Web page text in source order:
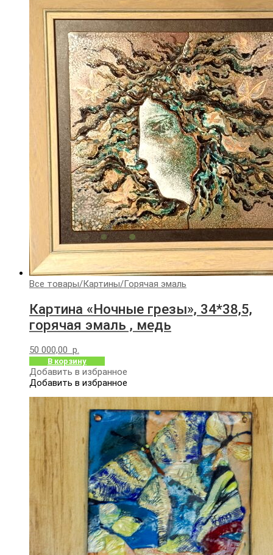
Все товары/Картины/Горячая эмаль
Картина «Ночные грезы», 34*38,5,
горячая эмаль , медь
50 000,00 р.
В корзину
Добавить в избранное
Добавить в избранное